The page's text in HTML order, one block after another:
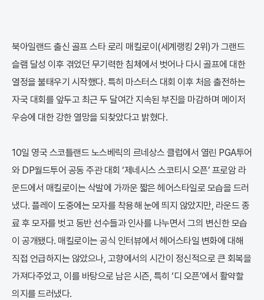
북아일랜드 출신 골프 스타 로리 매킬로이(세계랭킹 2위)가 그랜드
슬램 달성 이후 겪었던 무기력한 침체에서 벗어나 다시 골프에 대한
열정을 불태우기 시작했다. 특히 마스터스 대회 이후 처음 출전하는
자국 대회를 앞두고 최근 두 달여간 지속된 부진을 마감하며 메이저
우승에 대한 강한 열망을 되찾았다고 밝혔다.
10일 영국 스코틀랜드 노스베릭의 르네상스 클럽에서 열린 PGA투어
와 DP월드투어 공동 주관 대회 ‘제네시스 스코티시 오픈’ 프로암 라
운드에서 매킬로이는 삭발에 가까운 짧은 헤어스타일로 모습을 드러
냈다. 플레이 도중에는 모자를 착용해 눈에 띄지 않았지만, 라운드 종
료 후 모자를 벗고 동반 선수들과 인사를 나누면서 그의 변신한 모습
이 공개됐다. 매킬로이는 공식 인터뷰에서 헤어스타일 변화에 대해
직접 언급하지는 않았으나, 고향에서의 시간이 정신적으로 큰 회복을
가져다주었고, 이를 바탕으로 남은 시즌, 특히 ‘디 오픈’에서 활약할
의지를 드러냈다.